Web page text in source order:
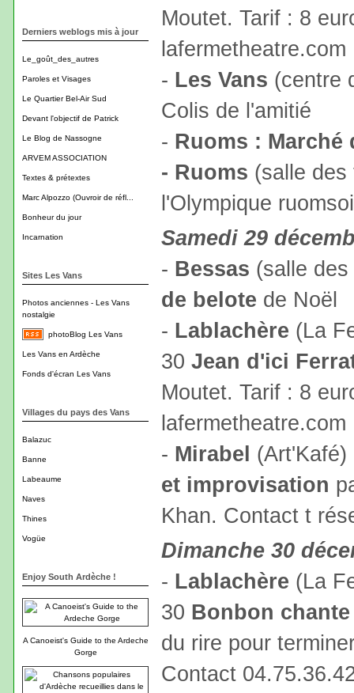
Derniers weblogs mis à jour
Le_goût_des_autres
Paroles et Visages
Le Quartier Bel-Air Sud
Devant l'objectif de Patrick
Le Blog de Nassogne
ARVEM ASSOCIATION
Textes & prétextes
Marc Alpozzo (Ouvroir de réfl...
Bonheur du jour
Incarnation
Sites Les Vans
Photos anciennes - Les Vans
nostalgie
photoBlog Les Vans
Les Vans en Ardèche
Fonds d'écran Les Vans
Villages du pays des Vans
Balazuc
Banne
Labeaume
Naves
Thines
Vogüe
Enjoy South Ardèche !
A Canoeist's Guide to the Ardeche
Gorge
Moutet. Tarif : 8
lafermetheatre.com
- Les Vans (centre
Colis de l'amitié
- Ruoms : Marché
- Ruoms (salle
l'Olympique
Samedi 29
- Bessas (salle
de belote de Noël
- Lablachère (La
30 Jean d'ici
Moutet. Tarif : 8
lafermetheatre.com
- Mirabel
et improvisation
Khan. Contact t
Dimanche 30
- Lablachère (La
30 Bonbon
du rire pour
Contact